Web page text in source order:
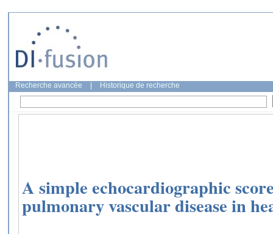
Recherche avancée Historique de recherche
A simple echocardiographic
pulmonary vascular disease in